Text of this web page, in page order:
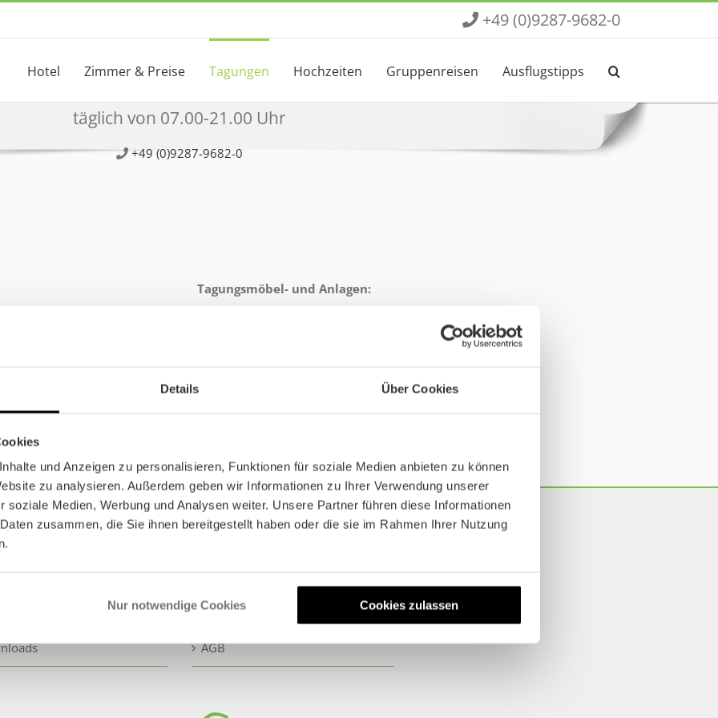
Details Über Cookies
und Anzeigen zu personalisieren, Funktionen für soziale Medien anbieten zu können
zu analysieren. Außerdem geben wir Informationen zu Ihrer Verwendung unserer
soziale Medien, Werbung und Analysen weiter. Unsere Partner führen diese Informationen
zusammen, die Sie ihnen bereitgestellt haben oder die sie im Rahmen Ihrer Nutzung
Nur notwendige Cookies Cookies zulassen
+49 (0)9287-9682-0
Hotel Zimmer & Preise Tagungen Hochzeiten Gruppenreisen Ausflugstipps
täglich von 07.00-21.00 Uhr
+49 (0)9287-9682-0
Tagungsmöbel- und Anlagen:
Impressum
Datenschutz
AGB